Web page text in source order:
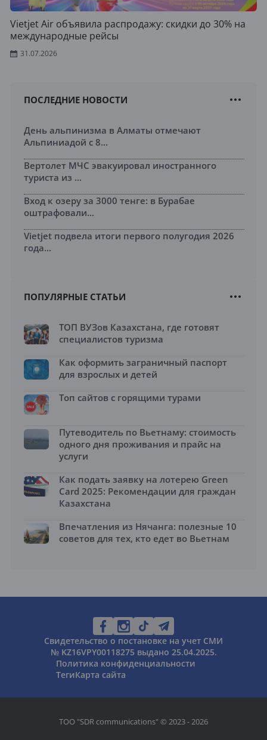
Vietjet Air объявила распродажу: скидки до 30% на
международные рейсы
31.07.2026
ПОСЛЕДНИЕ НОВОСТИ
День альпинизма в Алматы отмечают
Альпиниадой с 8...
Вертолет МЧС эвакуировал иностранного
туриста из ...
Вход к озеру за 3000 тенге: в Бурабае
оштрафовали...
Vietjet подвела итоги первого полугодия 2026
года...
ПОПУЛЯРНЫЕ СТАТЬИ
ТОП ВУЗов Казахстана, где готовят
специалистов туризма
Как оформить заграничный паспорт
для взрослых и детей
Топ сайтов с горящими турами
Путеводитель по Вьетнаму: стоимость
одного дня проживания и прайс на
услуги
Как подать заявку на лотерею Green
Card 2025: Рекомендации для граждан
Казахстана
Впечатления из Нячанга: полезные 10
советов для тех, кто едет во Вьетнам
Свидетельство о постановке на учет СМИ
№ KZ16VPY00118275 выдано 25.04.2025.
Политика конфиденциальности
ТегиКарта сайта
ТОО "SDR communications" © 2023 - 2026